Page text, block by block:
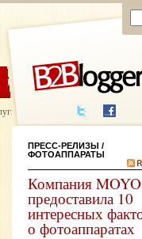
ЦЕНЫ ПОМОЩЬ
написания
ПРЕСС-РЕЛИЗЫ /
ФОТОАППАРАТЫ
Компания MOYO
предоставила 10
интересных
о фотоаппаратах